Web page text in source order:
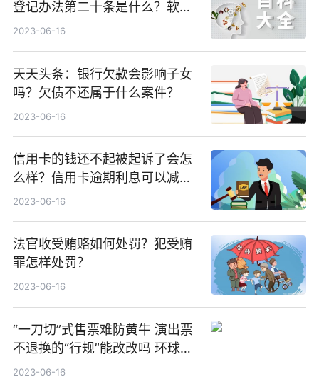
登记办法第二十条是什么？软件
著作权的申请流程是怎么样的？
2023-06-16
天天头条：银行欠款会影响子女
吗？欠债不还属于什么案件？
2023-06-16
信用卡的钱还不起被起诉了会怎
么样？信用卡逾期利息可以减免
吗？
2023-06-16
法官收受贿赂如何处罚？犯受贿
罪怎样处罚？
2023-06-16
“一刀切”式售票难防黄牛 演出票
不退换的“行规”能改改吗 环球观
察
2023-06-16